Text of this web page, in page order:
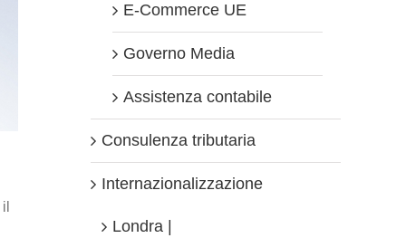
E-Commerce UE
Governo Media
Assistenza contabile
Consulenza tributaria
Internazionalizzazione
Londra |